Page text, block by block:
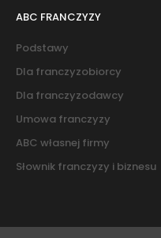
ABC FRANCZYZY
Podstawy
Dla franczyzobiorcy
Dla franczyzodawcy
Umowa franczyzy
ABC własnej firmy
Słownik franczyzy i biznesu